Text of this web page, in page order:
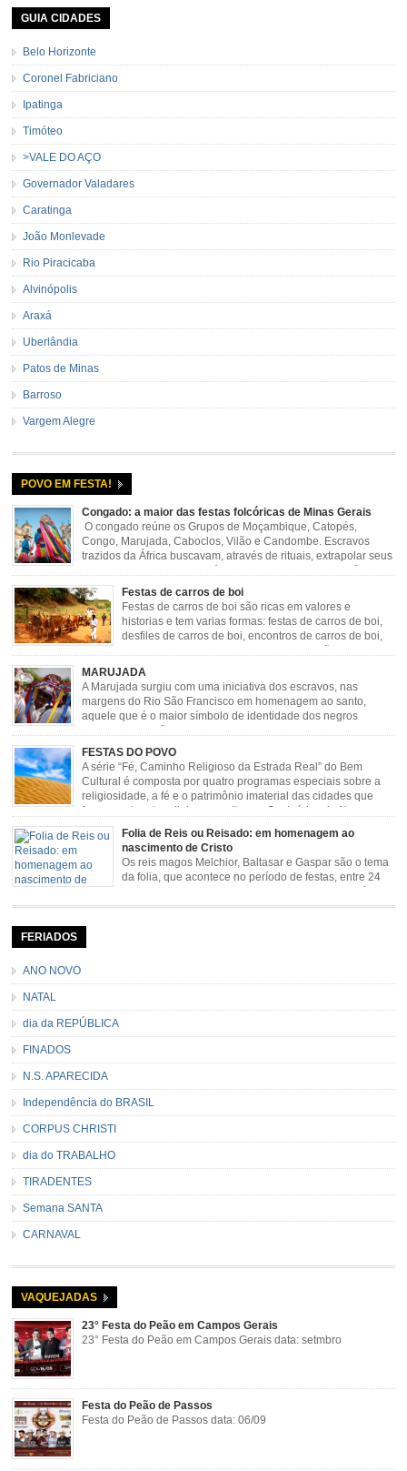
GUIA CIDADES
Belo Horizonte
Coronel Fabriciano
Ipatinga
Timóteo
>VALE DO AÇO
Governador Valadares
Caratinga
João Monlevade
Rio Piracicaba
Alvinópolis
Araxá
Uberlândia
Patos de Minas
Barroso
Vargem Alegre
POVO EM FESTA!
Congado: a maior das festas folcóricas de Minas Gerais
O congado reúne os Grupos de Moçambique, Catopés,
Congo, Marujada, Caboclos, Vilão e Candombe. Escravos
trazidos da África buscavam, através de rituais, extrapolar seus
sentimentos e culto a sua fé. O Congado nasceu da fusão
destes ritos com a religião católica, imposta aos negros pela Igreja, surgindo
novas histórias que envolviam, sobretudo, Nossa Senhora do […]
Festas de carros de boi
Festas de carros de boi são ricas em valores e
historias e tem varias formas: festas de carros de boi,
desfiles de carros de boi, encontros de carros de boi,
de boi, carreteada, carreiros, candeeiros, boiadas, carapinas, artesãos,
exposição agropecuária, ou seja é um ponto forte […]
MARUJADA
A Marujada surgiu com uma iniciativa dos escravos, nas
margens do Rio São Francisco em homenagem ao santo,
aquele que é o maior símbolo de identidade dos negros
sendo milagroso e grande protetor de suas causas. o ponto alto da festa de
São Benedito é a Marujada. […]
FESTAS DO POVO
A série “Fé, Caminho Religioso da Estrada Real” do Bem
Cultural é composta por quatro programas especiais sobre a
religiosidade, a fé e o patrimônio imaterial das cidades que
fazem parte rota religiosa que liga os Santuários de Nossa
Senhora da Piedade (MG) e Nossa Senhora da Conceição Aparecida (SP)
pela Estrada Real. Quarto episódio […]
Folia de Reis ou Reisado: em homenagem ao
nascimento de Cristo
Os reis magos Melchior, Baltasar e Gaspar são o tema
da folia, que acontece no período de festas, entre 24
de dezembro e 06 de janeiro. Durante a festa, o líder e
seu contramestre lideram a música e o canto do grupo, passando pela
FERIADOS
ANO NOVO
NATAL
dia da REPÚBLICA
FINADOS
N.S. APARECIDA
Independência do BRASIL
CORPUS CHRISTI
dia do TRABALHO
TIRADENTES
Semana SANTA
CARNAVAL
VAQUEJADAS
23° Festa do Peão em Campos Gerais
23° Festa do Peão em Campos Gerais data: setmbro
Festa do Peão de Passos
Festa do Peão de Passos data: 06/09